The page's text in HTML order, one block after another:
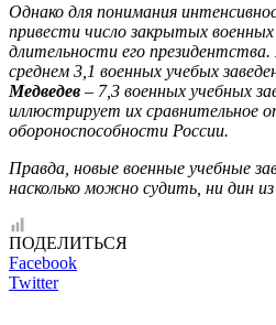
Однако для понимания
привести число закрытых военных
длительности его президентства.
среднем 3,1 военных учебых
Медведев – 7,3 военных учебных
иллюстрирует их сравнительное
обороноспособности России.
Правда, новые военные учебные
насколько можно судить, ни дин из
ПОДЕЛИТЬСЯ
Facebook
Twitter